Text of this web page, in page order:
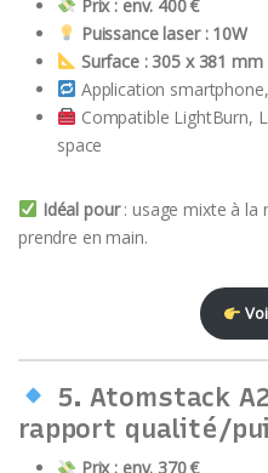
Prix : env. 400 €
Puissance laser : 10W
Surface : 305 x 381 mm
Application
Compatible LightBurn,
space
Idéal pour: usage mixte à la
prendre en main.
5. Atomstack
rapport qualité/
Prix : env. 370 €